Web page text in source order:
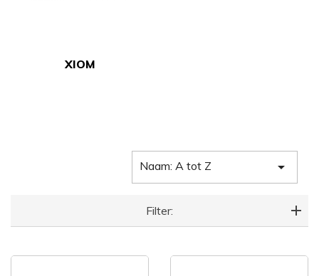
XIOM
Naam: A tot Z 
Filter: